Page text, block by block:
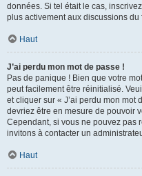
données. Si tel était le cas,
plus activement aux discussions du
Haut
J’ai perdu mon mot de passe !
Pas de panique ! Bien que votre
peut facilement être réinitialisé.
et cliquer sur « J’ai perdu mon mot
devriez être en mesure de pouvoir
Cependant, si vous ne pouvez pas
invitons à contacter un
Haut